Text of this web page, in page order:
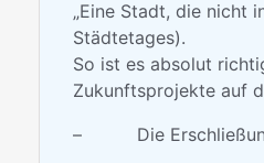
„Eine Stadt, die nicht
Städtetages).
So ist es absolut
Zukunftsprojekte auf
– Die Erschließung